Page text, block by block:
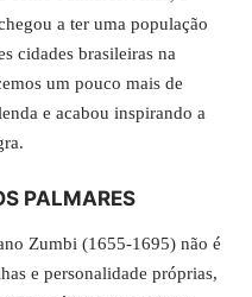
a ter uma população
cidades brasileiras na
um pouco mais de
e acabou inspirando a
PALMARES
Zumbi (1655-1695) não é
e personalidade próprias,